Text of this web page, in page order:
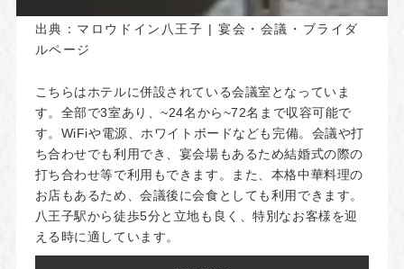
出典： マロウドイン八王子 | 宴会・会議・ブライダ
ルページ
こちらはホテルに併設されている会議室となっていま
す。全部で3室あり、~24名から~72名まで収容可能で
す。WiFiや電源、ホワイトボードなども完備。会議や打
ち合わせでも利用でき、宴会場もあるため結婚式の際の
打ち合わせ等で利用もできます。また、本格中華料理の
お店もあるため、会議後に会食としても利用できます。
八王子駅から徒歩5分と立地も良く、特別なお客様を迎
える時に適しています。